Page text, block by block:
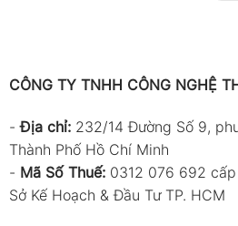
CÔNG TY TNHH CÔNG NGHỆ
-Địa chỉ: 232/14 Đường Số 9,
Thành Phố Hồ Chí Minh
- Mã Số Thuế: 0312 076 692
Sở Kế Hoạch & Đầu Tư TP. HCM